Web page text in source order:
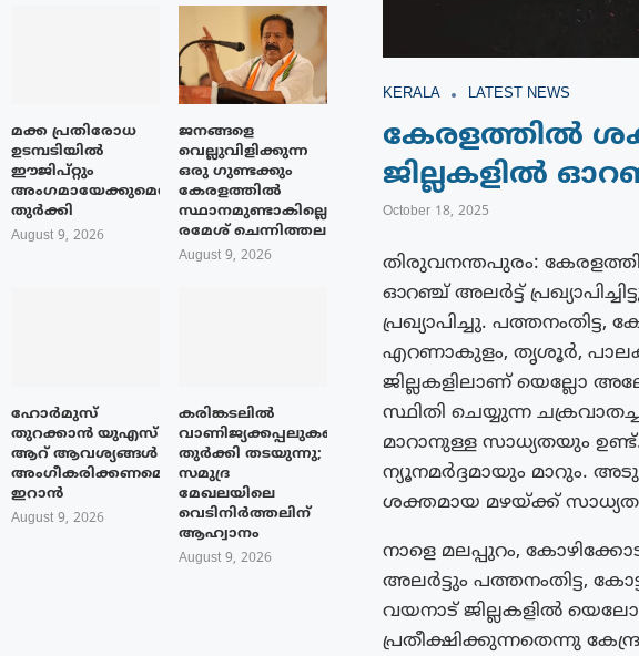
KERALA LATEST NEWS
കേരളത്തിൽ
ജില്ലകളിൽ
October 18, 2025
തിരുവനന്തപുരം:
ഓറഞ്ച് അലർട്ട്
പ്രഖ്യാപിച്ചു.
എറണാകുളം, തൃശൂർ,
ജില്ലകളിലാണ് യെല്ലോ
സ്ഥിതി ചെയ്യുന്ന
മാറാനുള്ള സാധ്യതയും
ന്യൂനമർദ്ദമായും മാറും.
ശക്തമായ മഴയ്ക്ക്
നാളെ മലപ്പുറം,
അലർട്ടും പത്തനംതിട്ട,
വയനാട് ജില്ലകളിൽ
പ്രതീക്ഷിക്കുന്നതെന്നു
മക്ക പ്രതിരോധ
ഉടമ്പടിയിൽ
ഈജിപ്റ്റും
അംഗമായേക്കുമെന്ന്
തുർക്കി
August 9, 2026
ജനങ്ങളെ
വെല്ലുവിളിക്കുന്ന
ഒരു ഗുണ്ടക്കും
കേരളത്തിൽ
സ്ഥാനമുണ്ടാകില്ലെന്ന്
രമേശ് ചെന്നിത്തല
August 9, 2026
ഹോർമുസ്
തുറക്കാൻ യുഎസ്
ആറ് ആവശ്യങ്ങൾ
അംഗീകരിക്കണമെന്ന്
ഇറാൻ
August 9, 2026
കരിങ്കടലിൽ
വാണിജ്യക്കപ്പലുകളെ
തുർക്കി തടയുന്നു;
സമുദ്ര
മേഖലയിലെ
വെടിനിർത്തലിന്
ആഹ്വാനം
August 9, 2026